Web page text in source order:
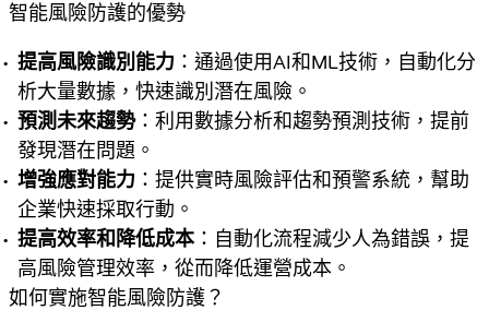
智能風險防護的優勢
提高風險識別能力 ：通過使用AI和ML技術，自動化分
析大量數據，快速識別潛在風險。
預測未來趨勢：利用數據分析和趨勢預測技術，提前
發現潛在問題。
增強應對能力 ：提供實時風險評估和預警系統，幫助
企業快速採取行動。
提高效率和降低成本：自動化流程減少人為錯誤，提
高風險管理效率，從而降低運營成本。
如何實施智能風險防護？